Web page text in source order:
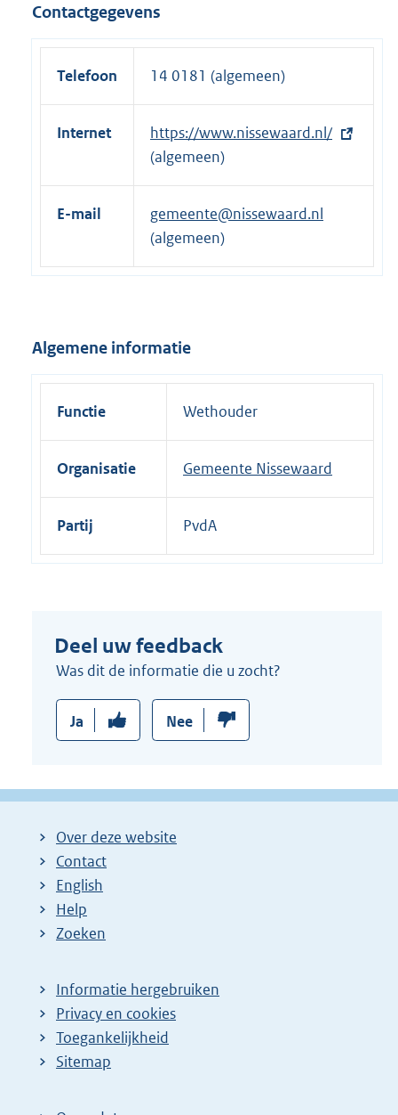
Contactgegevens
Telefoon 14 0181 (algemeen)
Internet
E
x
t
r
e
n
k
https://www.nissewaard.nl/
(algemeen)
E-mail
gemeente@nissewaard.nl
(algemeen)
Algemene informatie
Functie Wethouder
Organisatie Gemeente Nissewaard
Partij PvdA
Deel uw feedback
Was dit de informatie die u zocht?
Ja Nee
Over deze website
Contact
English
Help
Zoeken
Informatie hergebruiken
Privacy en cookies
Toegankelijkheid
Sitemap